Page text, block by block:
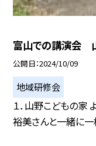
富山での講演会
公開日 2024/10/09
地域研修会
１．山野こどもの家
裕美さんと一緒に一